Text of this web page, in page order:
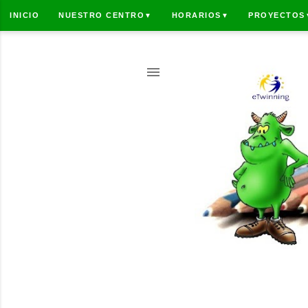
INICIO NUESTRO CENTRO ▼ HORARIOS ▼ PROYECTOS